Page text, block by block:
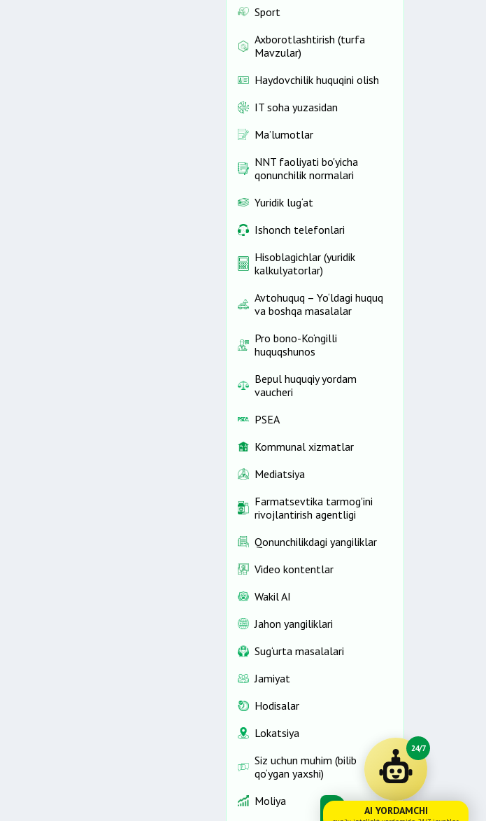
Sport
Axborotlashtirish (turfa
Mavzular)
Haydovchilik huquqini olish
IT soha yuzasidan
Ma’lumotlar
NNT faoliyati bo'yicha
qonunchilik normalari
Yuridik lug‘at
Ishonch telefonlari
Hisoblagichlar (yuridik
kalkulyatorlar)
Avtohuquq – Yo‘ldagi huquq
va boshqa masalalar
Pro bono-Ko‘ngilli
huquqshunos
Bepul huquqiy yordam
vaucheri
PSEA
Kommunal xizmatlar
Mediatsiya
Farmatsevtika tarmog'ini
rivojlantirish agentligi
Qonunchilikdagi yangiliklar
Video kontentlar
Wakil AI
Jahon yangiliklari
Sug‘urta masalalari
Jamiyat
Hodisalar
Lokatsiya
Siz uchun muhim (bilib
qo‘ygan yaxshi)
Moliya
24/7
AI YORDAMCHI